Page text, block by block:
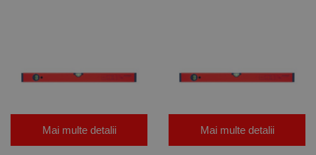
Mai multe detalii Mai multe detalii
menținerea
variabilelor de
În mod
un număr